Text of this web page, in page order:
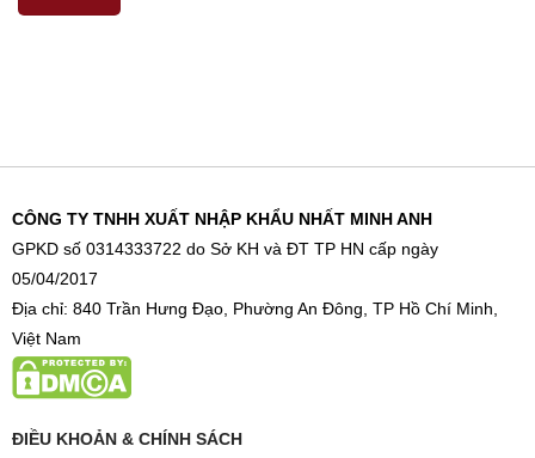
CÔNG TY TNHH XUẤT NHẬP KHẨU NHẤT MINH ANH
GPKD số 0314333722 do Sở KH và ĐT TP HN cấp ngày
05/04/2017
Địa chỉ: 840 Trần Hưng Đạo, Phường An Đông, TP Hồ Chí Minh,
Việt Nam
ĐIỀU KHOẢN & CHÍNH SÁCH